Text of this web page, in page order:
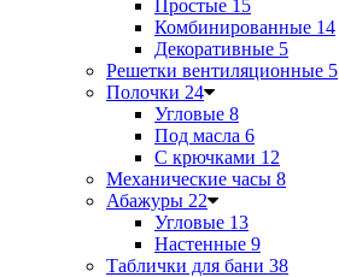
Простые 15
Комбинированные 14
Декоративные 5
Решетки вентиляционные 5
Полочки 24
Угловые 8
Под масла 6
С крючками 12
Механические часы 8
Абажуры 22
Угловые 13
Настенные 9
Таблички для бани 38